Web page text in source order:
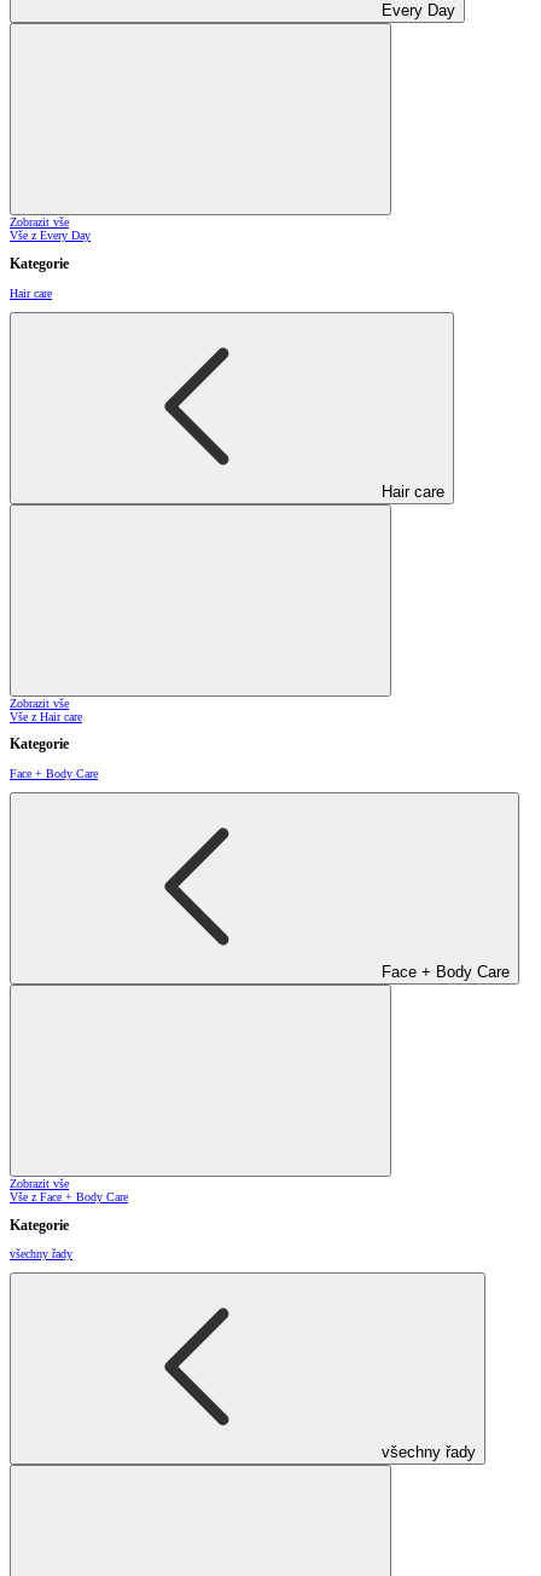
Every Day
Zobrazit vše
Vše z Every Day
Kategorie
Hair care
Hair care
Zobrazit vše
Vše z Hair care
Kategorie
Face + Body Care
Face + Body Care
Zobrazit vše
Vše z Face + Body Care
Kategorie
všechny řady
všechny řady